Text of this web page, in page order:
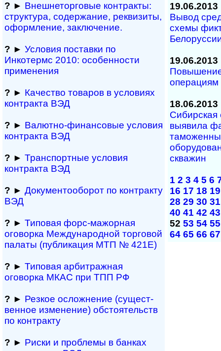
? ► Внешнеторговые контракты:
структура, содержание, реквизиты,
оформление, заключение.
? ► Условия поставки по
Инкотермс 2010: осо­бен­нос­ти
применения
? ► Качество товаров в условиях
контракта ВЭД
? ► Валютно-финансовые условия
контракта ВЭД
? ► Транспортные условия
контракта ВЭД
? ► Документооборот по контракту
ВЭД
? ► Типовая форс-мажор­ная
оговорка Междуна­род­ной торговой
палаты (публикация МТП № 421Е)
? ► Типовая арбитражная
оговорка МКАС при ТПП РФ
? ► Резкое осложнение (сущест­
вен­ное измене­ние) обсто­ятельств
по контракту
? ► Риски и проблемы в банках
19.06.2013
Вывод
схемы
19.06.2013
операциям
18.06.2013
Сибирская
выявила
скважин
1 2 3 4 5 6
16 17 18 19
28 29 30 31
40 41 42 43
52 53 54 55
64 65 66 67